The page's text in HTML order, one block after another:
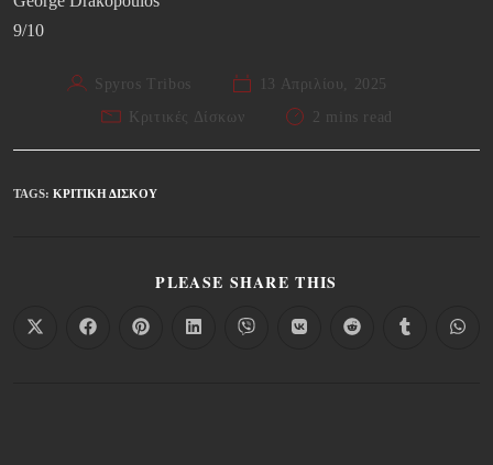
9/10
Spyros Tribos
13 Απριλίου, 2025
Κριτικές Δίσκων
2 mins read
TAGS: ΚΡΙΤΙΚΉ ΔΊΣΚΟΥ
PLEASE SHARE THIS